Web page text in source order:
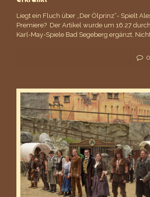
Liegt ein Fluch über „Der Ölprinz“- Spielt
Premiere? Der Artikel wurde um 16:27
Karl-May-Spiele Bad Segeberg ergänzt.
0